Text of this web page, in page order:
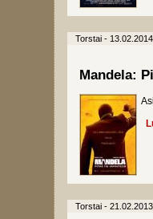
Torstai - 13.02.2014
Mandela:
Torstai - 21.02.2013